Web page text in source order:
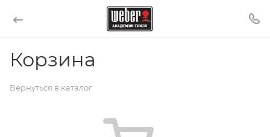
Корзина
Вернуться в каталог